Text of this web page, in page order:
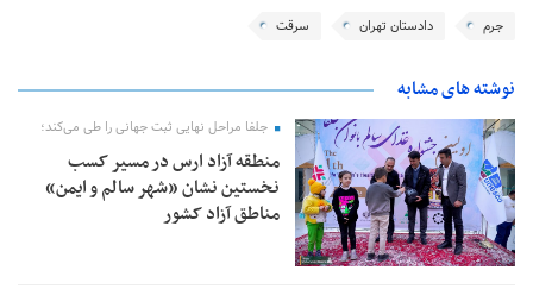
جرم دادستان تهران سرقت
نوشته های مشابه
جلفا مراحل نهایی ثبت جهانی را طی می‌کند؛
منطقه آزاد ارس در مسیر کسب
نخستین نشان «شهر سالم و ایمن»
مناطق آزاد کشور